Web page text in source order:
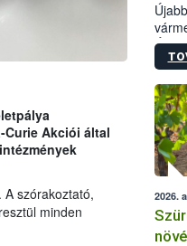
Curie Akciói által
szórakoztató,
minden
2026.